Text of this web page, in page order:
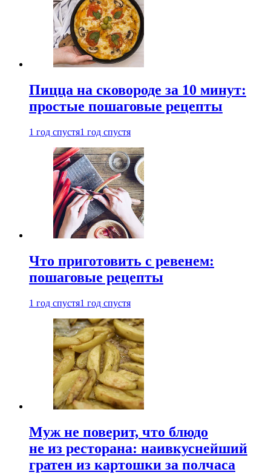
Пицца на сковороде за 10 минут:
простые пошаговые рецепты
1 год спустя1 год спустя
Что приготовить с ревенем:
пошаговые рецепты
1 год спустя1 год спустя
Муж не поверит, что блюдо
не из ресторана: наивкуснейший
гратен из картошки за полчаса